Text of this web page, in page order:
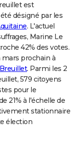
est
désigné par les
. L'actuel
Marine Le
42% des votes.
prochain à
. Parmi les 2
579 citoyens
pour le
21% à l'échelle de
stationnaire
élection